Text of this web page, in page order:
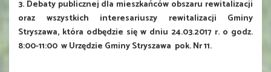
3. Debaty publicznej dla mieszkańców obszaru rewitalizacji
oraz wszystkich interesariuszy rewitalizacji Gminy
Stryszawa, która odbędzie się w dniu 24.03.2017 r. o godz.
8:00-11:00 w Urzędzie Gminy Stryszawa pok. Nr 11.